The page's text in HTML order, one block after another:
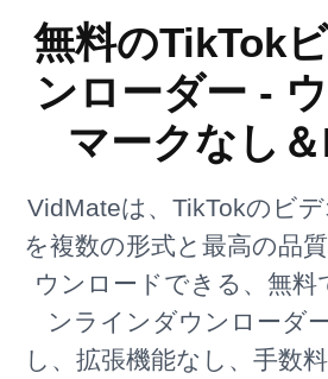
無料のTikTok
ンローダー -
マークなし
VidMateは、TikTokのビ
を複数の形式と最高の品
ウンロードできる、無料
ンラインダウンローダ
し、拡張機能なし、手数